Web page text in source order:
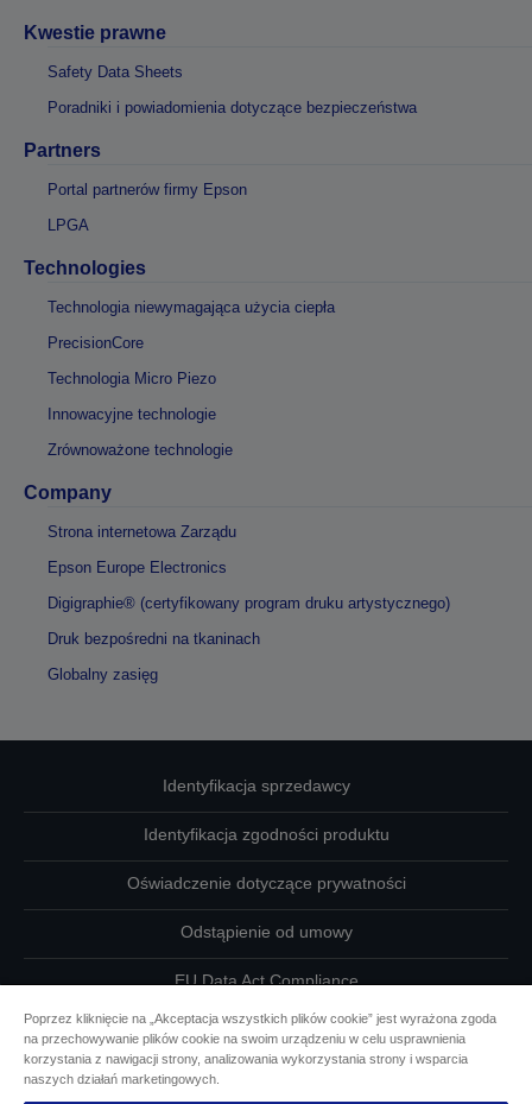
Kwestie prawne
Safety Data Sheets
Poradniki i powiadomienia dotyczące bezpieczeństwa
Partners
Portal partnerów firmy Epson
LPGA
Technologies
Technologia niewymagająca użycia ciepła
PrecisionCore
Technologia Micro Piezo
Innowacyjne technologie
Zrównoważone technologie
Company
Strona internetowa Zarządu
Epson Europe Electronics
Digigraphie® (certyfikowany program druku artystycznego)
Druk bezpośredni na tkaninach
Globalny zasięg
Identyfikacja sprzedawcy
Identyfikacja zgodności produktu
Oświadczenie dotyczące prywatności
Odstąpienie od umowy
EU Data Act Compliance
Skontaktuj się z nami w sprawie swoich danych
Informacje o plikach cookie
Poprzez kliknięcie na „Akceptacja wszystkich plików cookie” jest wyrażona zgoda
na przechowywanie plików cookie na swoim urządzeniu w celu usprawnienia
korzystania z nawigacji strony, analizowania wykorzystania strony i wsparcia
naszych działań marketingowych.